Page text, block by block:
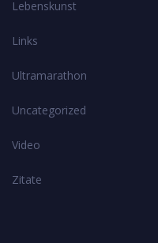
Lebenskunst
Links
Ultramarathon
Uncategorized
Video
Zitate